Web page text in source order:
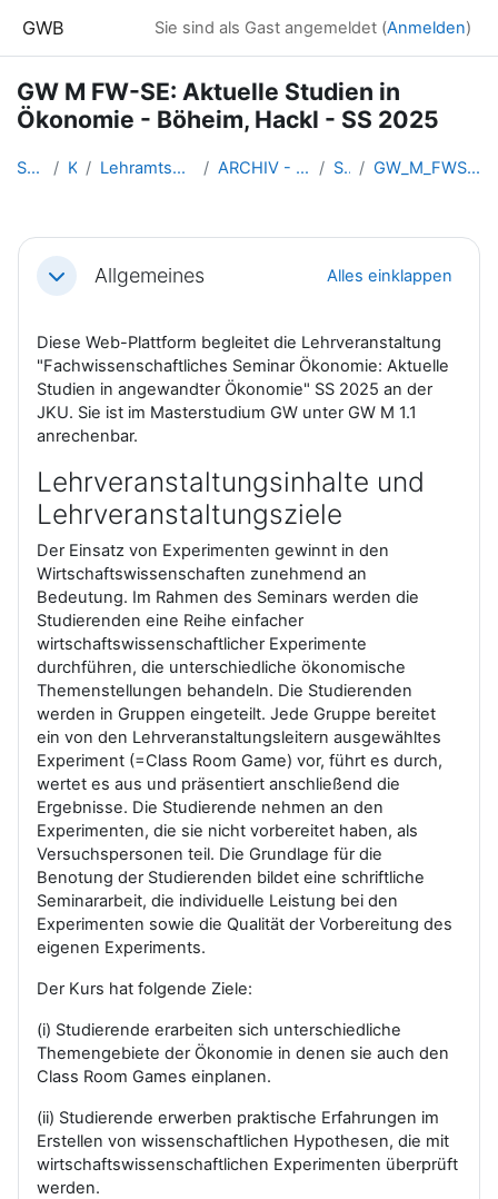
GWB Sie sind als Gast angemeldet (Anmelden)
GW M FW-SE: Aktuelle Studien in
Ökonomie - Böheim, Hackl - SS 2025
Startseite Kurse Lehramtsausbildung GW im Clust... ARCHIV - Lehrveranstaltungen a... SS 2025 GW_M_FWSeminar_StudienOekonomi...
Abschnittsübersicht
EinklappenAllgemeines Alles einklappen
Diese Web-Plattform begleitet die Lehrveranstaltung
"Fachwissenschaftliches Seminar Ökonomie: Aktuelle
Studien in angewandter Ökonomie" SS 2025 an der
JKU. Sie ist im Masterstudium GW unter GW M 1.1
anrechenbar.
Lehrveranstaltungsinhalte und
Lehrveranstaltungsziele
Der Einsatz von Experimenten gewinnt in den
Wirtschaftswissenschaften zunehmend an
Bedeutung. Im Rahmen des Seminars werden die
Studierenden eine Reihe einfacher
wirtschaftswissenschaftlicher Experimente
durchführen, die unterschiedliche ökonomische
Themenstellungen behandeln. Die Studierenden
werden in Gruppen eingeteilt. Jede Gruppe bereitet
ein von den Lehrveranstaltungsleitern ausgewähltes
Experiment (=Class Room Game) vor, führt es durch,
wertet es aus und präsentiert anschließend die
Ergebnisse. Die Studierende nehmen an den
Experimenten, die sie nicht vorbereitet haben, als
Versuchspersonen teil. Die Grundlage für die
Benotung der Studierenden bildet eine schriftliche
Seminararbeit, die individuelle Leistung bei den
Experimenten sowie die Qualität der Vorbereitung des
eigenen Experiments.
Der Kurs hat folgende Ziele:
(i) Studierende erarbeiten sich unterschiedliche
Themengebiete der Ökonomie in denen sie auch den
Class Room Games einplanen.
(ii) Studierende erwerben praktische Erfahrungen im
Erstellen von wissenschaftlichen Hypothesen, die mit
wirtschaftswissenschaftlichen Experimenten überprüft
werden.